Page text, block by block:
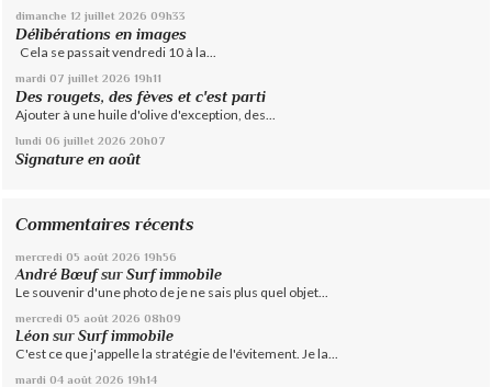
dimanche 12 juillet 2026 09h33
Délibérations en images
Cela se passait vendredi 10 à la...
mardi 07 juillet 2026 19h11
Des rougets, des fèves et c'est parti
Ajouter à une huile d'olive d'exception, des...
lundi 06 juillet 2026 20h07
Signature en août
Commentaires récents
mercredi 05 août 2026 19h56
André BœufsurSurf immobile
Le souvenir d'une photo de je ne sais plus quel objet...
mercredi 05 août 2026 08h09
Léon surSurf immobile
C'est ce que j'appelle la stratégie de l'évitement. Je la...
mardi 04 août 2026 19h14